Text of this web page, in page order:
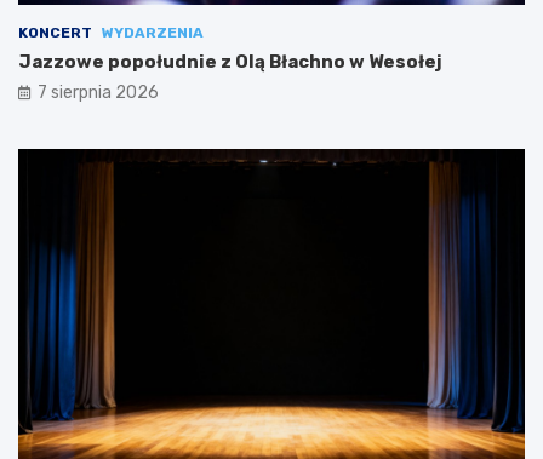
KONCERT WYDARZENIA
Jazzowe popołudnie z Olą Błachno w Wesołej
7 sierpnia 2026